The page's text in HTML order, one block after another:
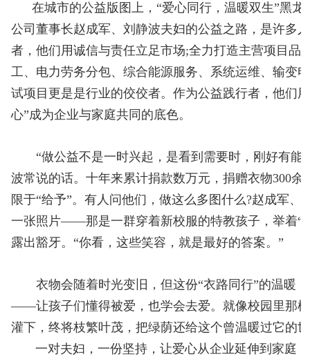
在城市的公益版图上，“爱心同行，温暖双生”黑龙
公司董事长赵成军、刘静波夫妇的公益之路，是许多
者，他们用诚信与责任立足市场;全力打造主营项目品
工、电力劳务分包、综合能源服务、系统运维、输变
试项目更是是行业的佼佼者。作为公益践行者，他们
心”成为企业与家庭共同的底色。
“做公益不是一时兴起，是看到需要时，刚好有能
波常说的话。十年来累计捐款数万元，捐赠衣物300
限于“给予”。有人问他们，做这么多图什么?赵成军、
一张照片——那是一群穿着新校服的特教孩子，举着“
露出豁牙。“你看，这些笑容，就是最好的答案。”
衣物会随着时光变旧，但这份“衣路同行”的温暖，
——让孩子们懂得被爱，也学会去爱。就像校园里那
灌下，终将枝繁叶茂，把绿荫还给这个曾温暖过它的
一对夫妇，一份坚持，让爱心从企业延伸到家庭，